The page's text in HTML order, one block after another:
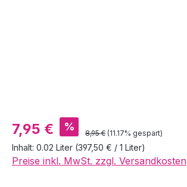
Verkaufspreis:
7,95 € % Regulärer Preis:
8,95 € (11.17% gespart)
Inhalt: 0.02 Liter (397,50 € / 1 Liter)
Preise inkl. MwSt. zzgl. Versandkosten